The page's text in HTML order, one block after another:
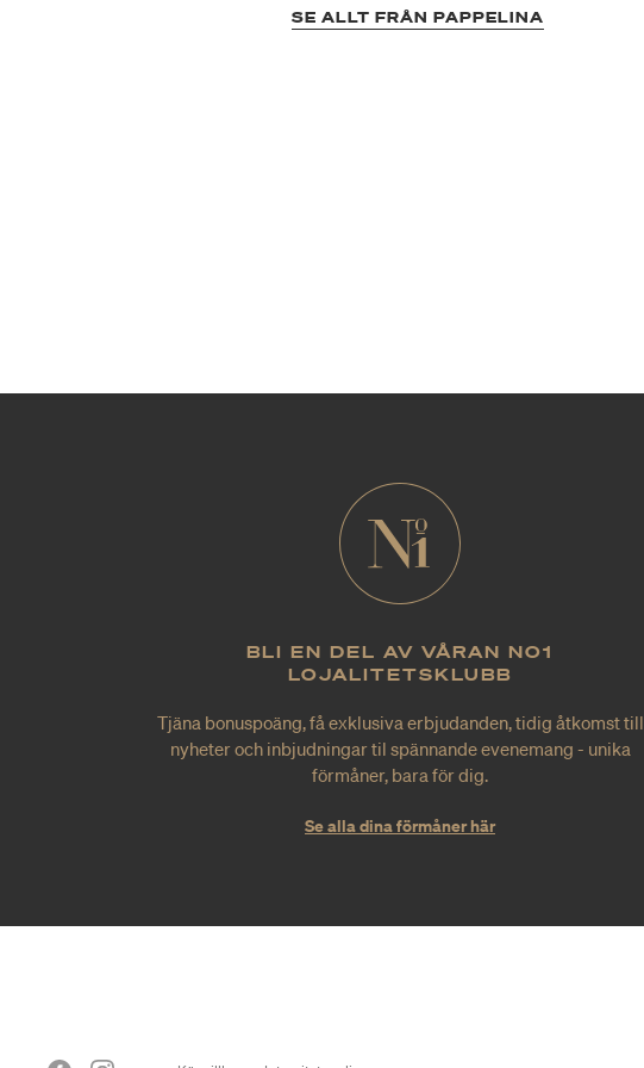
SE ALLT FRÅN PAPPELINA
BLI EN DEL AV VÅRAN NO1
LOJALITETSKLUBB
Tjäna bonuspoäng, få exklusiva erbjudanden, tidig åtkomst till
nyheter och inbjudningar til spännande evenemang - unika
förmåner, bara för dig.
Se alla dina förmåner här